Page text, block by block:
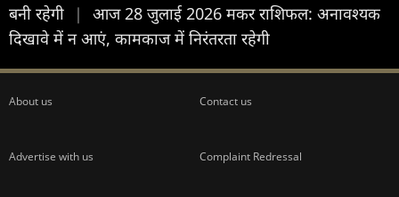
बनी रहेगी
|
आज 28 जुलाई 2026 मकर राशिफल: अनावश्यक
दिखावे में न आएं, कामकाज में निरंतरता रहेगी
About us Contact us
Advertise with us Complaint Redressal